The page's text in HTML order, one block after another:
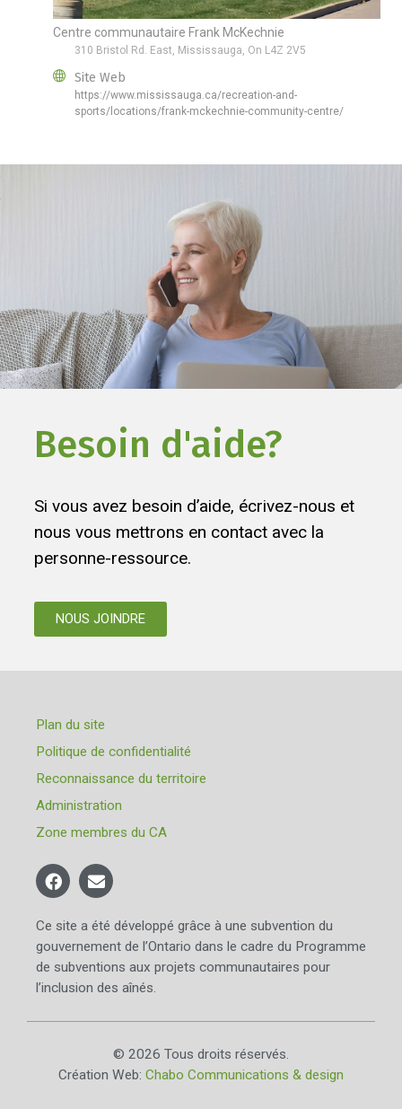
Centre communautaire Frank McKechnie
310 Bristol Rd. East, Mississauga, On L4Z 2V5
Site Web
https://www.mississauga.ca/recreation-and-
sports/locations/frank-mckechnie-community-centre/
Besoin d'aide?
Si vous avez besoin d’aide, écrivez-nous et
nous vous mettrons en contact avec la
personne-ressource.
NOUS JOINDRE
Plan du site
Politique de confidentialité
Reconnaissance du territoire
Administration
Zone membres du CA
Ce site a été développé grâce à une subvention du
gouvernement de l’Ontario dans le cadre du Programme
de subventions aux projets communautaires pour
l’inclusion des aînés.
© 2026 Tous droits réservés.
Création Web: Chabo Communications & design